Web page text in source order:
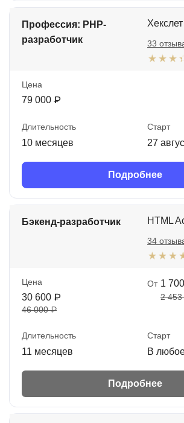
Профессия: PHP-
разработчик
Хекслет
33
Цена
79 000 ₽
Длительность
10 месяцев
Старт
27
Подробнее
Бэкенд-разработчик HTML
34
Цена
30 600 ₽
46 000 ₽
От 1
2
Длительность
11 месяцев
Старт
В
Подробнее